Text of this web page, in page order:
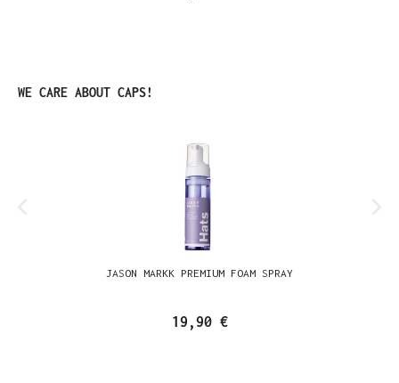
Produktgalerie überspringen
WE CARE ABOUT CAPS!
JASON MARKK PREMIUM FOAM SPRAY
19,90 €